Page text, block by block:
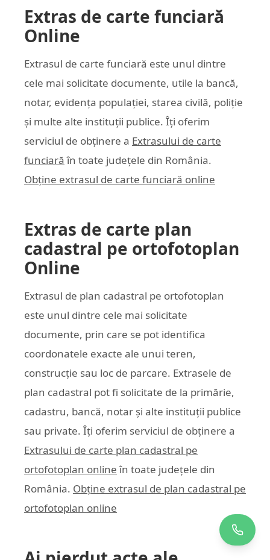
Extras de carte funciară
Online
Extrasul de carte funciară este unul dintre
cele mai solicitate documente, utile la bancă,
notar, evidența populației, starea civilă, poliție
și multe alte instituții publice. Îți oferim
serviciul de obținere a Extrasului de carte
funciară în toate județele din România.
Obține extrasul de carte funciară online
Extras de carte plan
cadastral pe ortofotoplan
Online
Extrasul de plan cadastral pe ortofotoplan
este unul dintre cele mai solicitate
documente, prin care se pot identifica
coordonatele exacte ale unui teren,
construcție sau loc de parcare. Extrasele de
plan cadastral pot fi solicitate de la primărie,
cadastru, bancă, notar și alte instituții publice
sau private. Îți oferim serviciul de obținere a
Extrasului de carte plan cadastral pe
ortofotoplan online în toate județele din
România. Obține extrasul de plan cadastral pe
ortofotoplan online